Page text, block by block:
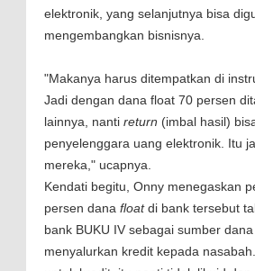
elektronik, yang selanjutnya bisa
mengembangkan bisnisnya.
"Makanya harus ditempatkan di
Jadi dengan dana float 70 persen
lainnya, nanti return (imbal hasil)
penyelenggara uang elektronik. Itu
mereka," ucapnya.
Kendati begitu, Onny menegaskan
persen dana floatdi bank tersebut
bank BUKU IV sebagai sumber
menyalurkan kredit kepada